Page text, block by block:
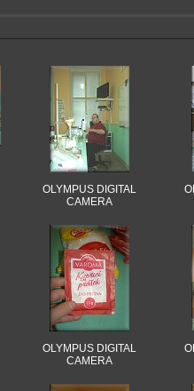
OLYMPUS DIGITAL
CAMERA
OLYMPUS DIGITAL
CAMERA